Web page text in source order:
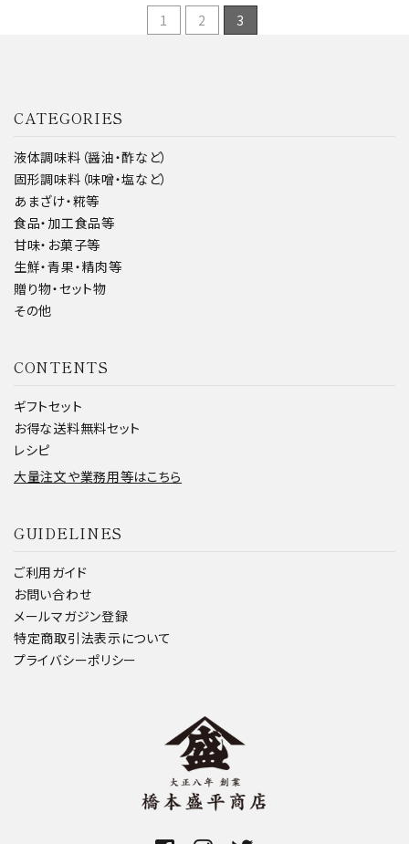
1 2 3
CATEGORIES
液体調味料（醤油・酢など）
固形調味料（味噌・塩など）
あまざけ・糀等
食品・加工食品等
甘味・お菓子等
生鮮・青果・精肉等
贈り物・セット物
その他
CONTENTS
ギフトセット
お得な送料無料セット
レシピ
大量注文や業務用等はこちら
GUIDELINES
ご利用ガイド
お問い合わせ
メールマガジン登録
特定商取引法表示について
プライバシーポリシー